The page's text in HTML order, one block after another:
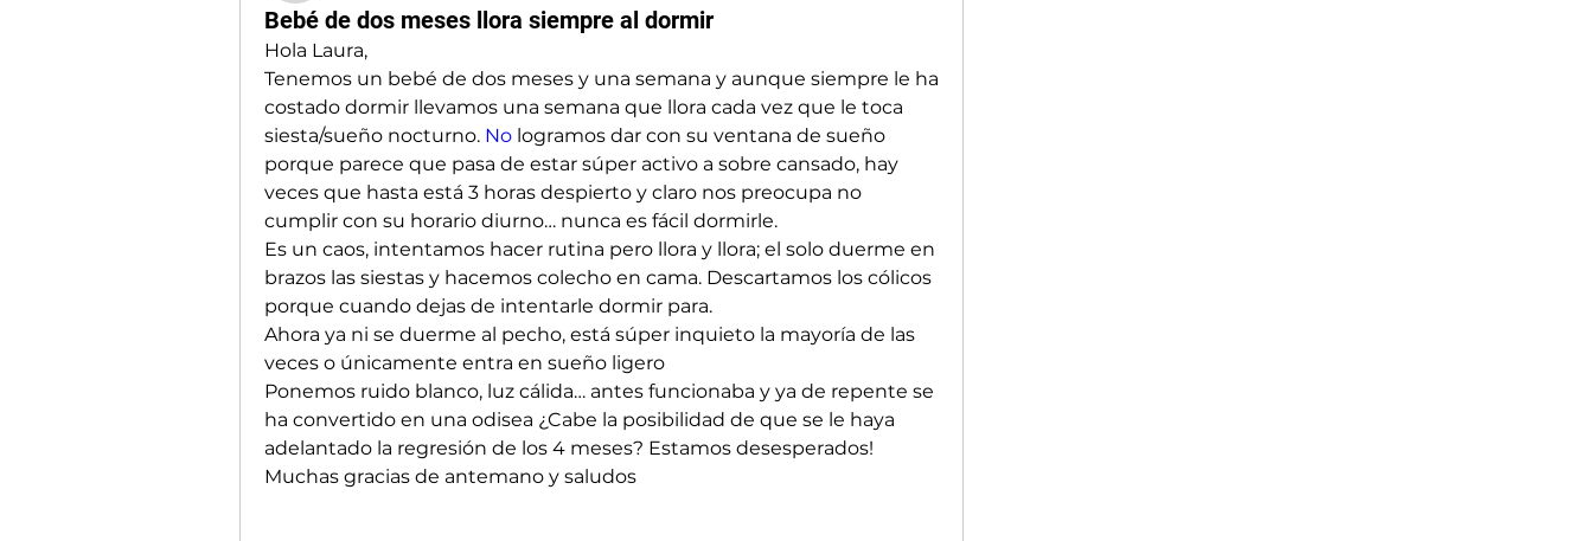
Bebé de dos meses llora siempre al dormir
Hola Laura,
Tenemos un bebé de dos meses y una semana y aunque siempre le ha
costado dormir llevamos una semana que llora cada vez que le toca
siesta/sueño nocturno. No logramos dar con su ventana de sueño
porque parece que pasa de estar súper activo a sobre cansado, hay
veces que hasta está 3 horas despierto y claro nos preocupa no
cumplir con su horario diurno… nunca es fácil dormirle.
Es un caos, intentamos hacer rutina pero llora y llora; el solo duerme en
brazos las siestas y hacemos colecho en cama. Descartamos los cólicos
porque cuando dejas de intentarle dormir para.
Ahora ya ni se duerme al pecho, está súper inquieto la mayoría de las
veces o únicamente entra en sueño ligero
Ponemos ruido blanco, luz cálida… antes funcionaba y ya de repente se
ha convertido en una odisea ¿Cabe la posibilidad de que se le haya
adelantado la regresión de los 4 meses? Estamos desesperados!
Muchas gracias de antemano y saludos